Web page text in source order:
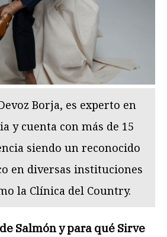
Borja, es experto en
y cuenta con más de 15
siendo un reconocido
en diversas instituciones
la Clínica del Country.
Salmón y para qué Sirve